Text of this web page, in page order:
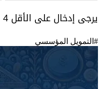
يرجى إدخال على الأقل 4 أحرف.
# التمويل المؤسسي